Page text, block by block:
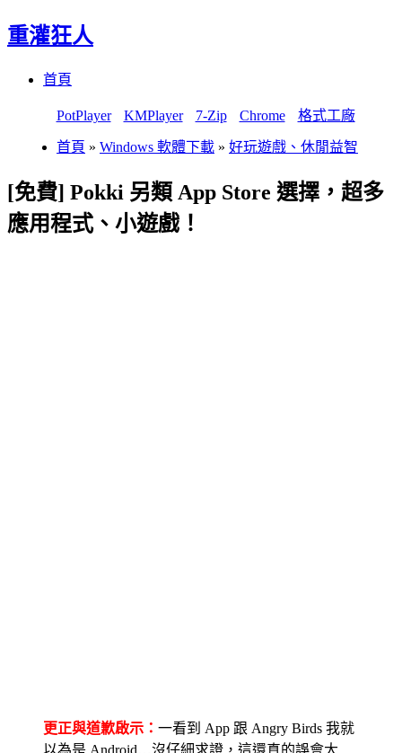
重灌狂人
首頁
PotPlayer KMPlayer 7-Zip Chrome 格式工廠
首頁 » Windows 軟體下載 » 好玩遊戲、休閒益智
[免費] Pokki 另類 App Store 選擇，超多
應用程式、小遊戲！
更正與道歉啟示： 一看到 App 跟 Angry Birds 我就
以為是 Android…沒仔細求證，這還真的誤會大